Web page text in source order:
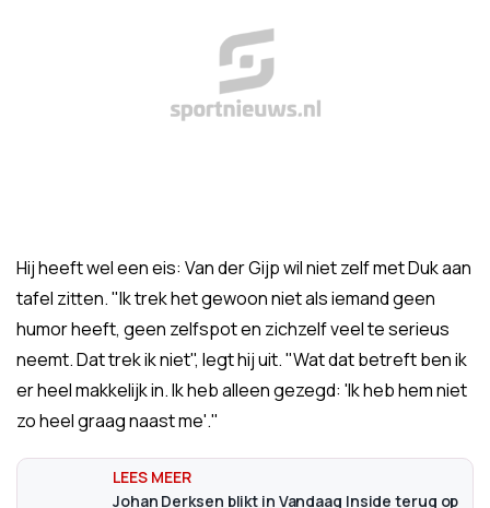
Hij heeft wel een eis: Van der Gijp wil niet zelf met Duk aan
tafel zitten. "Ik trek het gewoon niet als iemand geen
humor heeft, geen zelfspot en zichzelf veel te serieus
neemt. Dat trek ik niet", legt hij uit. "Wat dat betreft ben ik
er heel makkelijk in. Ik heb alleen gezegd: 'Ik heb hem niet
zo heel graag naast me'."
Johan Derksen blikt in Vandaag Inside terug op